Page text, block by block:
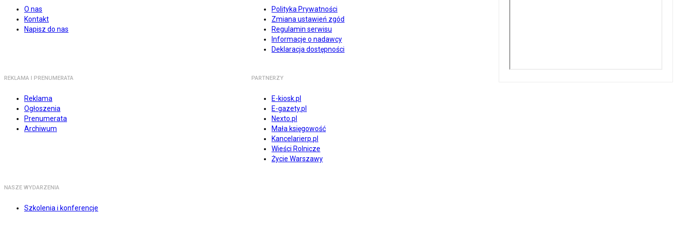
O nas
Kontakt
Napisz do nas
Polityka Prywatności
Zmiana ustawień zgód
Regulamin serwisu
Informacje o nadawcy
Deklaracja dostępności
REKLAMA I PRENUMERATA
Reklama
Ogłoszenia
Prenumerata
Archiwum
PARTNERZY
E-kiosk.pl
E-gazety.pl
Nexto.pl
Mała księgowość
Kancelarierp.pl
Wieści Rolnicze
Życie Warszawy
NASZE WYDARZENIA
Szkolenia i konferencje